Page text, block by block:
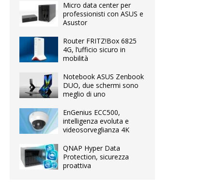
Micro data center per
professionisti con ASUS e
Asustor
Router FRITZ!Box 6825
4G, l’ufficio sicuro in
mobilità
Notebook ASUS Zenbook
DUO, due schermi sono
meglio di uno
EnGenius ECC500,
intelligenza evoluta e
videosorveglianza 4K
QNAP Hyper Data
Protection, sicurezza
proattiva